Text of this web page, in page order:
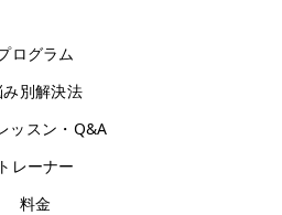
ログラム
み別解決法
ッスン・Q&A
トレーナー
料金